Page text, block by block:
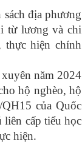
địa phương
từ lương và chi
thực hiện chính
năm 2024
hộ nghèo, hộ
của Quốc
cấp tiểu học
hiện.